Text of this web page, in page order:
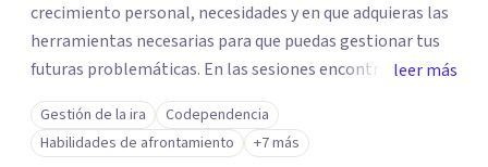
crecimiento personal, necesidades y en que adquieras las
herramientas necesarias para que puedas gestionar tus
futuras problemáticas. En las sesiones encontrarás un
lugar donde abrirte y expresarte sin juicios, donde
explorar tus emociones, conocerte, solucionar tus
heridas y trabajar en tu crecimiento. personal
leer más
Gestión de la ira
Codependencia
Habilidades de afrontamiento
+7 más